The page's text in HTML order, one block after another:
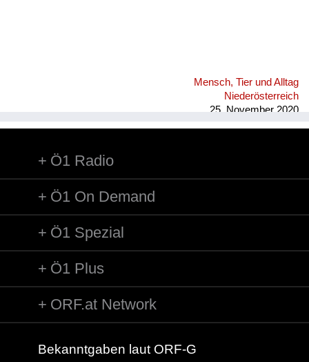
Mensch, Tier und Alltag
Niederösterreich
25. November 2020
Ö1 Radio
Ö1 On Demand
Ö1 Spezial
Ö1 Plus
ORF.at Network
Bekanntgaben laut ORF-G